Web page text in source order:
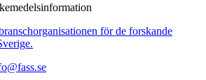
för de forskande